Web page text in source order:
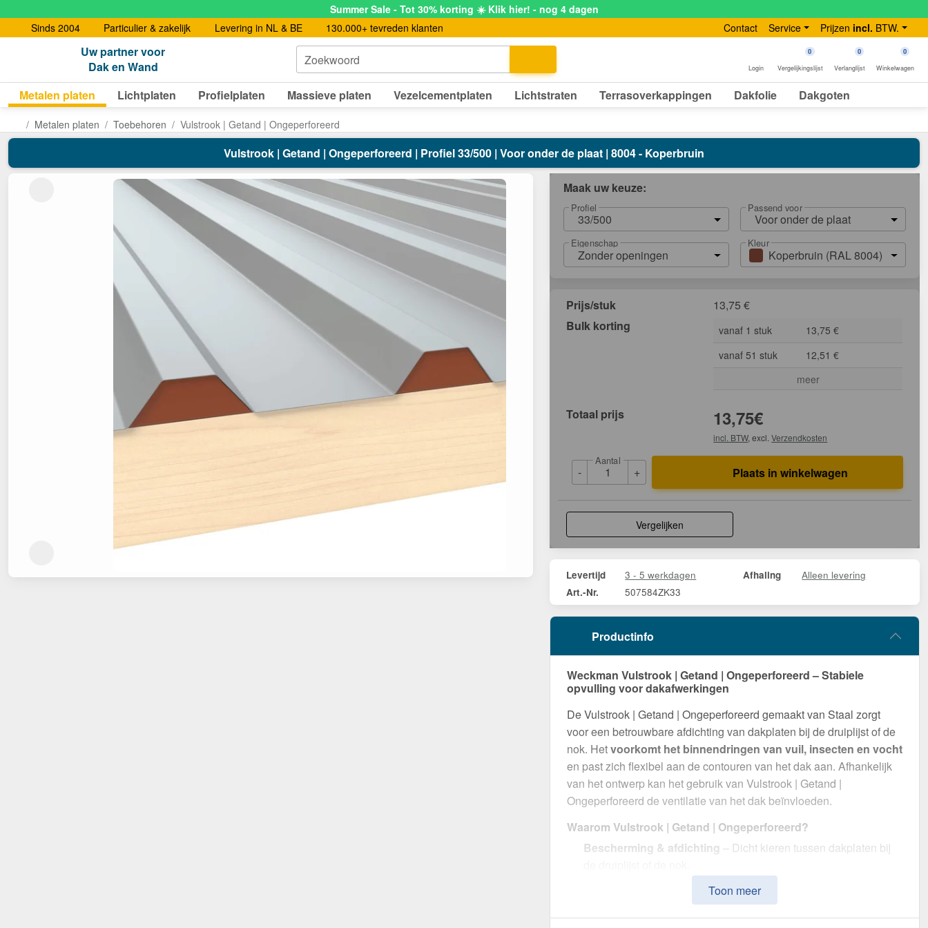
Summer Sale - Tot 30% korting ☀️ Klik hier! - nog 4 dagen
Sinds 2004
Particulier & zakelijk Levering in NL & BE 130.000+ tevreden klanten Contact Service Prijzen incl. BTW.
Uw partner voor
Dak en Wand
Zoekwoord
Login
0
Vergelijkingslijst
0
Verlanglijst
0
Winkelwagen
Metalen platen Lichtplaten Profielplaten Massieve platen Vezelcementplaten Lichtstraten Terrasoverkappingen Dakfolie Dakgoten
Metalen platen Toebehoren Vulstrook | Getand | Ongeperforeerd
Vulstrook | Getand | Ongeperforeerd | Profiel 33/500 | Voor onder de plaat | 8004 - Koperbruin
Maak uw keuze:
Profiel
33/500
Passend voor
Voor onder de plaat
Eigenschap
Zonder openingen
Kleur
Koperbruin (RAL 8004)
Prijs/stuk 13,75 €
Bulk korting
vanaf 1 stuk
13,75 €
vanaf 51 stuk
12,51 €
meer
Totaal prijs 13,75€
incl. BTW, excl.Verzendkosten
-
Aantal
+ Plaats in winkelwagen
Vergelijken
Levertijd 3 - 5 werkdagen Afhaling Alleen levering
Art.-Nr. 507584ZK33
Productinfo
Weckman Vulstrook | Getand | Ongeperforeerd – Stabiele
opvulling voor dakafwerkingen
De Vulstrook | Getand | Ongeperforeerd gemaakt van Staal zorgt
voor een betrouwbare afdichting van dakplaten bij de druiplijst of de
nok. Hetvoorkomt het binnendringen van vuil, insecten en vocht
en past zich flexibel aan de contouren van het dak aan. Afhankelijk
van het ontwerp kan het gebruik van Vulstrook | Getand |
Ongeperforeerd de ventilatie van het dak beïnvloeden.
Waarom Vulstrook | Getand | Ongeperforeerd?
Bescherming & afdichting – Dicht kieren tussen dakplaten bij
Selecteerbaar– Met openingen variant zorgt voor luchtcirculatie,
Toon meer